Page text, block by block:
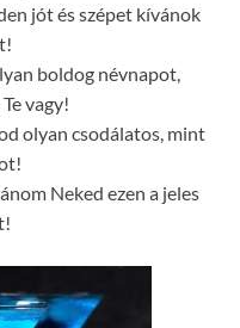
jót és szépet kívánok
boldog névnapot,
vagy!
olyan csodálatos, mint
Neked ezen a jeles